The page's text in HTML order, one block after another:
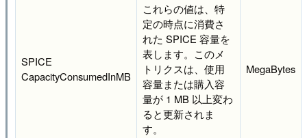
SPICE
CapacityConsumedInMB
これらの値は、特
定の時点に消費さ
れた SPICE 容量を
表します。このメ
トリクスは、使用
容量または購入容
量が 1 MB 以上変わ
ると更新されま
す。
MegaBytes